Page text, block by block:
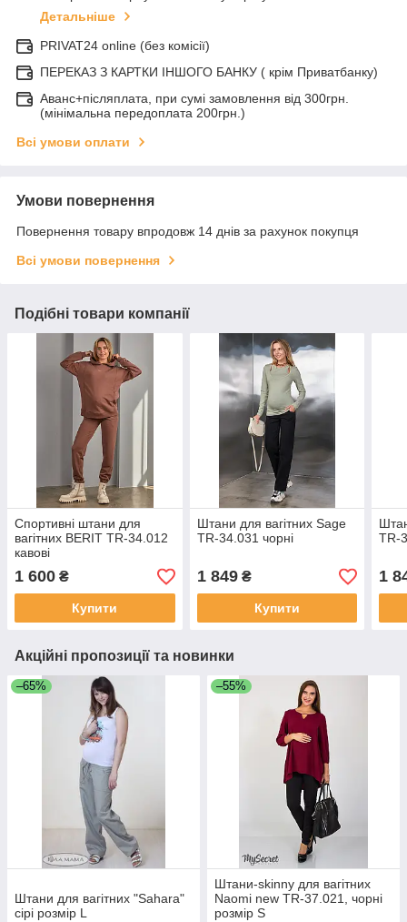
Детальніше
PRIVAT24 online (без комісії)
ПЕРЕКАЗ З КАРТКИ ІНШОГО БАНКУ ( крім Приватбанку)
Аванс+післяплата, при сумі замовлення від 300грн.
(мінімальна передоплата 200грн.)
Всі умови оплати
Умови повернення
Повернення товару впродовж 14 днів за рахунок покупця
Всі умови повернення
Подібні товари компанії
Спортивні штани для
вагітних BERIT TR-34.012
кавові
1 600 ₴
Купити
Штани для вагітних Sage
TR-34.031 чорні
1 849₴
Купити
TR-
1
Акційні пропозиції та новинки
–65%
Штани для вагітних "Sahara"
сірі розмір L
–55%
Штани-skinny для вагітних
Naomi new TR-37.021, чорні
розмір S